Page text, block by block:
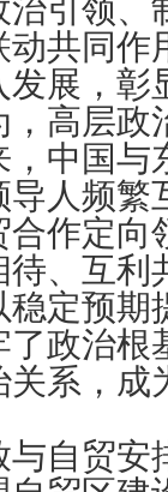
治引领、
动共同作
展，彰
，高层政
，中国与
导人频繁
合作定向
待、互利
稳定预期
了政治根
关系，成
与自贸安